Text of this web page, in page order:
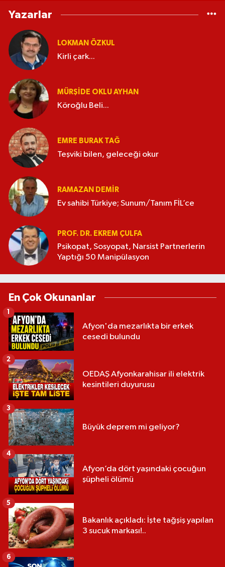
Yazarlar
LOKMAN ÖZKUL
Kirli çark...
MÜRŞIDE OKLU AYHAN
Köroğlu Beli...
EMRE BURAK TAĞ
Teşviki bilen, geleceği okur
RAMAZAN DEMİR
Ev sahibi Türkiye; Sunum/Tanım FİL’ce
PROF. DR. EKREM ÇULFA
Psikopat, Sosyopat, Narsist Partnerlerin
Yaptığı 50 Manipülasyon
En Çok Okunanlar
Afyon'da mezarlıkta bir erkek
cesedi bulundu
1
OEDAŞ Afyonkarahisar ili elektrik
kesintileri duyurusu
2
Büyük deprem mi geliyor?
3
Afyon’da dört yaşındaki çocuğun
şüpheli ölümü
4
Bakanlık açıkladı: İşte tağşiş yapılan
3 sucuk markası!..
5
6